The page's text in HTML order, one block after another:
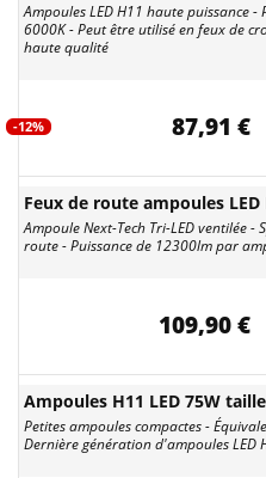
Ampoules LED H11 haute puissance
6000K - Peut être utilisé en feux de
haute qualité
-12% 87,91 €
Feux de route ampoules
Ampoule Next-Tech Tri-LED ventilée -
route - Puissance de 12300lm par
109,90 €
Ampoules H11 LED 75W
Petites ampoules compactes -
Dernière génération d'ampoules LED